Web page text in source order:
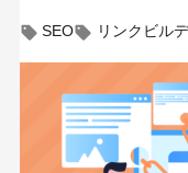
SEO リンクビル